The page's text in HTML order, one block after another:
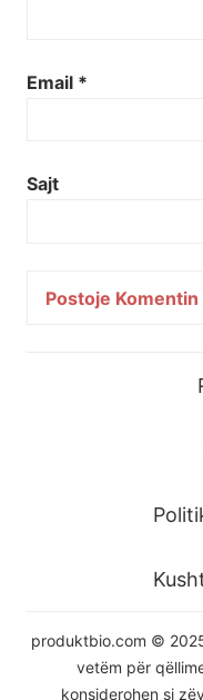
Email *
Sajt
produktbio.com ©
vetëm për
konsiderohen si